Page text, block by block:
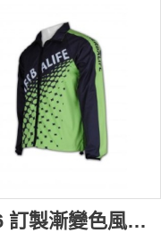
J306 訂製漸變色風褸 量身訂造熱升華外套 全件印 漸變色風褸專門店 漸變色風褸批發商